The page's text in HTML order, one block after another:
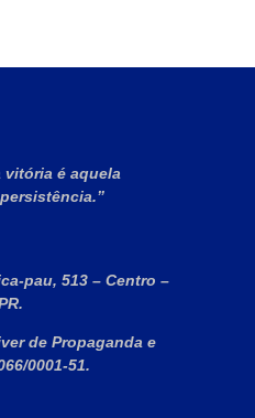
vitória é aquela
pau, 513 – Centro –
de Propaganda e
0001-51.